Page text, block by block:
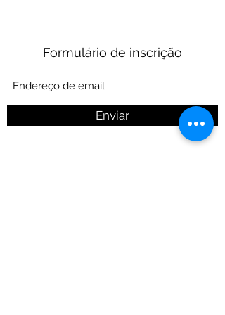
Formulário de inscrição
Enviar